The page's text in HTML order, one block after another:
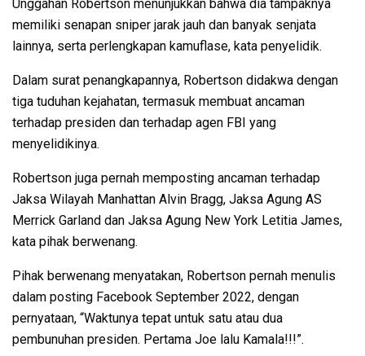
Unggahan Robertson menunjukkan bahwa dia tampaknya
memiliki senapan sniper jarak jauh dan banyak senjata
lainnya, serta perlengkapan kamuflase, kata penyelidik.
Dalam surat penangkapannya, Robertson didakwa dengan
tiga tuduhan kejahatan, termasuk membuat ancaman
terhadap presiden dan terhadap agen FBI yang
menyelidikinya.
Robertson juga pernah memposting ancaman terhadap
Jaksa Wilayah Manhattan Alvin Bragg, Jaksa Agung AS
Merrick Garland dan Jaksa Agung New York Letitia James,
kata pihak berwenang.
Pihak berwenang menyatakan, Robertson pernah menulis
dalam posting Facebook September 2022, dengan
pernyataan, “Waktunya tepat untuk satu atau dua
pembunuhan presiden. Pertama Joe lalu Kamala!!!”.